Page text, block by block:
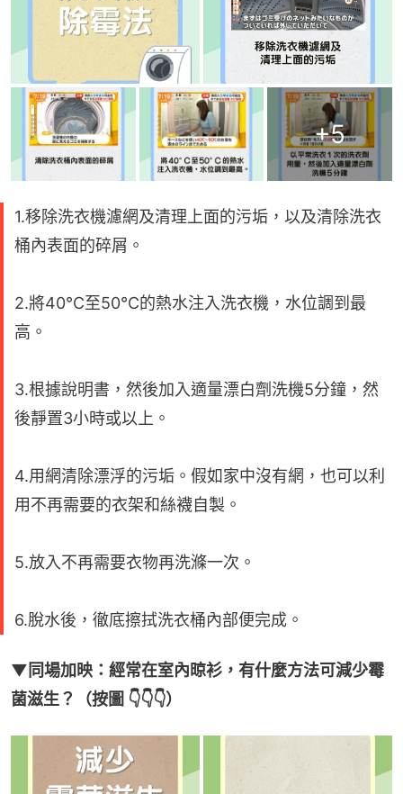
+5
1.移除洗衣機濾網及清理上面的污垢，以及清除洗衣
桶內表面的碎屑。
2.將40°C至50°C的熱水注入洗衣機，水位調到最
高。
3.根據說明書，然後加入適量漂白劑洗機5分鐘，然
後靜置3小時或以上。
4.用網清除漂浮的污垢。假如家中沒有網，也可以利
用不再需要的衣架和絲襪自製。
5.放入不再需要衣物再洗滌一次。
6.脫水後，徹底擦拭洗衣桶內部便完成。
▼同場加映：經常在室內晾衫，有什麼方法可減少霉
菌滋生？（按圖 👇👇👇）